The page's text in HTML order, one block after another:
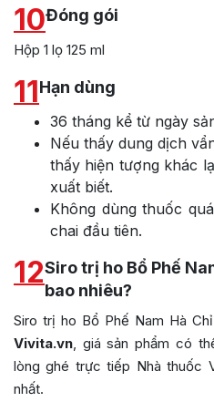
10Đóng gói
Hộp 1 lọ 125 ml
11Hạn dùng
36 tháng kể từ ngày
Nếu thấy dung dịch
thấy hiện tượng khác
xuất biết.
Không dùng thuốc
chai đầu tiên.
12Siro trị ho Bổ Phế
bao nhiêu?
Siro trị ho Bổ Phế Nam Hà
Vivita.vn , giá sản phẩm có
lòng ghé trực tiếp Nhà thuốc
nhất.